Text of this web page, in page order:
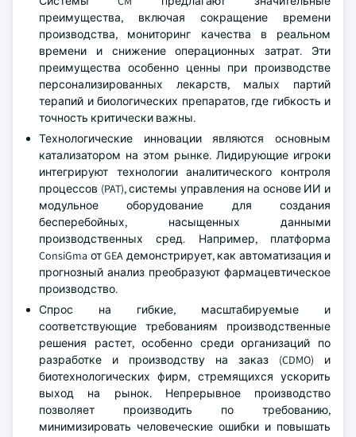
преимущества, включая сокращение времени
производства, мониторинг качества в реальном
времени и снижение операционных затрат. Эти
преимущества особенно ценны при производстве
персонализированных лекарств, малых партий
терапий и биологических препаратов, где гибкость и
точность критически важны.
Технологические инновации являются основным
катализатором на этом рынке. Лидирующие игроки
интегрируют технологии аналитического контроля
процессов (PAT), системы управления на основе ИИ и
модульное оборудование для создания
бесперебойных, насыщенных данными
производственных сред. Например, платформа
ConsiGma от GEA демонстрирует, как автоматизация и
прогнозный анализ преобразуют фармацевтическое
производство.
Спрос на гибкие, масштабируемые и
соответствующие требованиям производственные
решения растет, особенно среди организаций по
разработке и производству на заказ (CDMO) и
биотехнологических фирм, стремящихся ускорить
выход на рынок. Непрерывное производство
позволяет производить по требованию,
минимизировать человеческие ошибки и повышать